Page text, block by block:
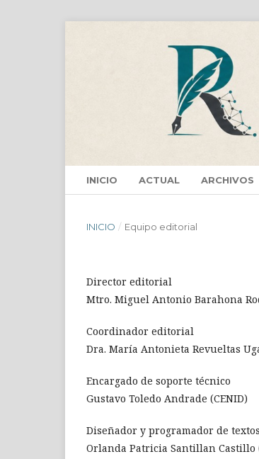
INICIO ACTUAL ARCHIVOS
INICIO / Equipo editorial
Director editorial
Mtro. Miguel Antonio Barahona
Coordinador editorial
Dra. María Antonieta Revueltas
Encargado de soporte técnico
Gustavo Toledo Andrade (CENID)
Diseñador y programador de textos
Orlanda Patricia Santillan Castillo